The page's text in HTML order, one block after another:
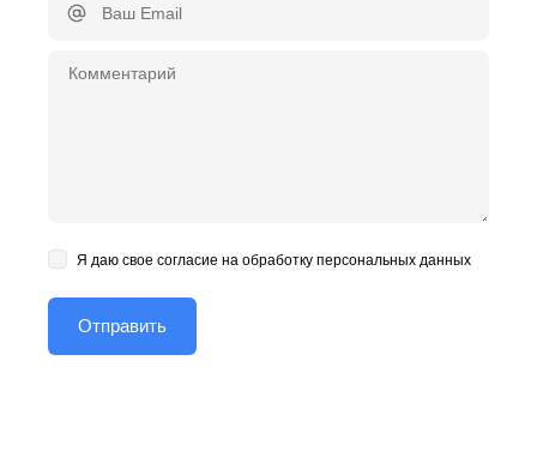
Я даю свое согласие на обработку персональных данных